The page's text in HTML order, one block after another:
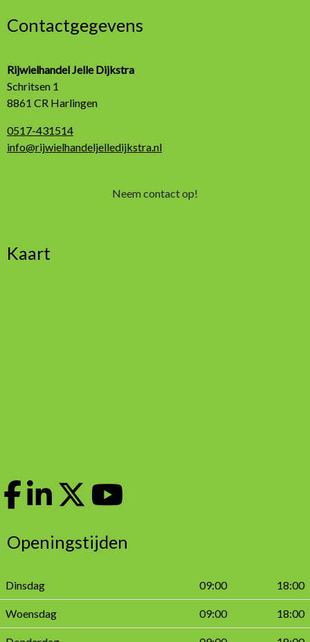
Contactgegevens
Rijwielhandel Jelle Dijkstra
Schritsen 1
8861 CR Harlingen
0517-431514
info@rijwielhandeljelledijkstra.nl
Neem contact op!
Kaart
Openingstijden
Dinsdag 09:00 18:00
Woensdag 09:00 18:00